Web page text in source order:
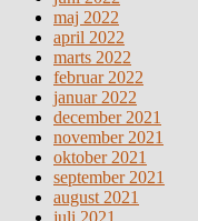
maj 2022
april 2022
marts 2022
februar 2022
januar 2022
december 2021
november 2021
oktober 2021
september 2021
august 2021
juli 2021